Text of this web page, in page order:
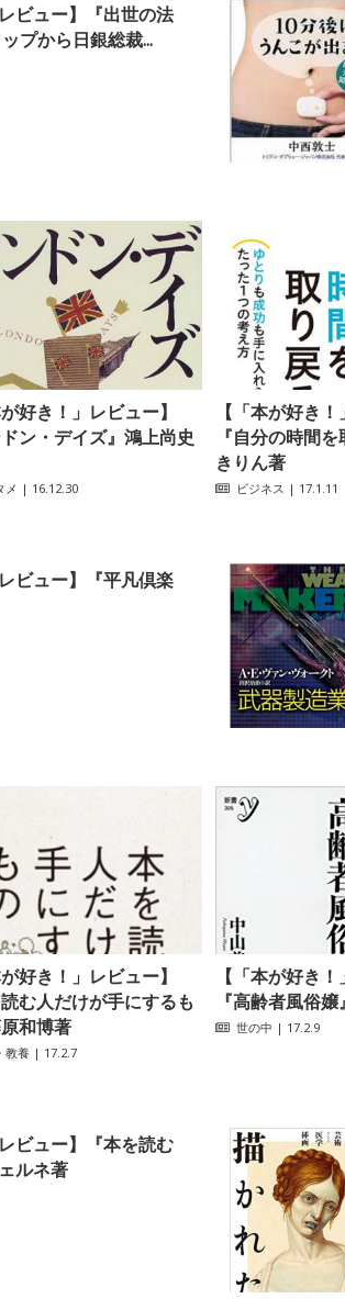
ビュー】『出世の法
プから日銀総裁...
が好き！」レビュー】
ドン・デイズ』鴻上尚史
メ | 16.12.30
【「本が好き！
『自分の時間
きりん著
ビジネス | 17.1.11
ビュー】『平凡倶楽
が好き！」レビュー】
読む人だけが手にするも
和博著
教養 | 17.2.7
【「本が好き！
『高齢者風俗
世の中 | 17.2.9
ビュー】『本を読む
ルネ著